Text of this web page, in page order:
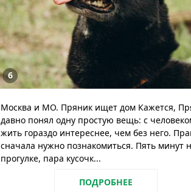
6
Москва и МО. Пряник ищет дом Кажется,
давно понял одну простую вещь: с
жить гораздо интереснее, чем без него.
сначала нужно познакомиться. Пять минут
прогулке, пара кусочк...
ПОДРОБНЕЕ